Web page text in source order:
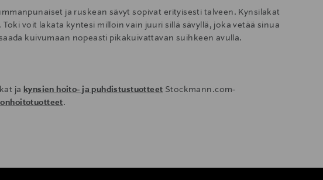
ja ruskean sävyt sopivat erityisesti talveen. Kynsilakat
voit lakata kyntesi milloin vain juuri sillä sävyllä, joka vetää sinua
kuivumaan nopeasti pikakuivattavan suihkeen avulla.
ja kynsien hoito- ja puhdistustuotteet Stockmann.com-
.